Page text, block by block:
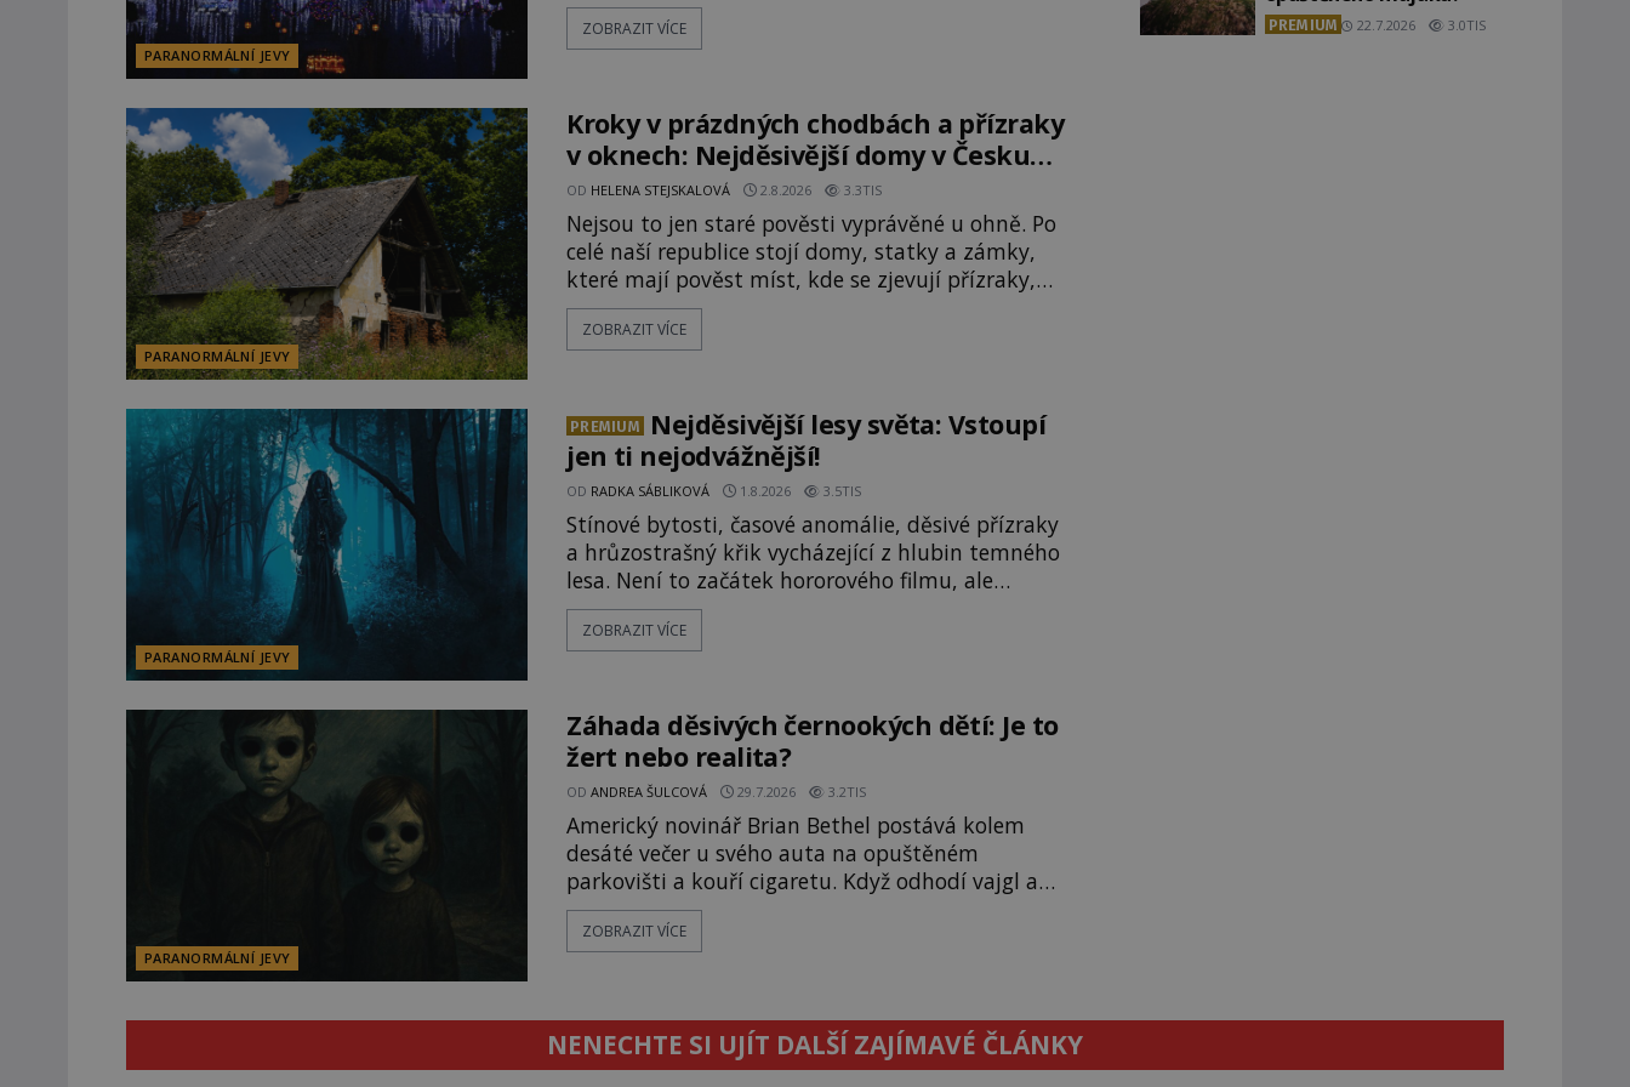
PARANORMÁLNÍ JEVY
na poklidném místě bývalého sadu
lidí ročně. A ač je velká snaha to utajit, někteří z
ZOBRAZIT VÍCE
PARANORMÁLNÍ JEVY
Kroky v prázdných chodbách a přízraky
v oknech: Nejděsivější domy v Česku
budí hrůzu
OD HELENA STEJSKALOVÁ 2.8.2026 3.3TIS
Nejsou to jen staré pověsti vyprávěné u ohně. Po
celé naší republice stojí domy, statky a zámky,
které mají pověst míst, kde se zjevují přízraky,
ozývají nevysvětlitelné zvuky nebo se dějí
podivné jevy. Zatímco historici většinou hledají
svědectví po celé generace. A právě tato opakující
se svědectví ud
ZOBRAZIT VÍCE
PARANORMÁLNÍ JEVY
PREMIUM
Nejděsivější lesy světa: Vstoupí
jen ti nejodvážnější!
OD RADKA SÁBLIKOVÁ 1.8.2026 3.5TIS
Stínové bytosti, časové anomálie, děsivé přízraky
a hrůzostrašný křik vycházející z hlubin temného
lesa. Není to začátek hororového filmu, ale
události, které popisují návštěvníci lesů, které
jsou označovány jako nejděsivější na světě. Lidé
A odvážili byste se je navštívit? [gallery ids="17
ZOBRAZIT VÍCE
PARANORMÁLNÍ JEVY
Záhada děsivých černookých dětí: Je to
žert nebo realita?
ODANDREA ŠULCOVÁ 29.7.2026 3.2TIS
Americký novinář Brian Bethel postává kolem
desáté večer u svého auta na opuštěném
parkovišti a kouří cigaretu. Když odhodí vajgl a
chystá se nastoupit do auta, přijdou k němu dva
mladí chlapci, kterým může být okolo 14 let.
zeptá se suverénně jeden z nich. P
ZOBRAZIT VÍCE
PREMIUM 22.7.2026 3.0TIS
NENECHTE SI UJÍT DALŠÍ ZAJÍMAVÉ ČLÁNKY